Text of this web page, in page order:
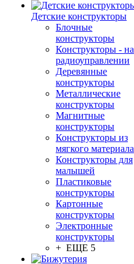
Детские конструкторы
Блочные
конструкторы
Конструкторы - на
радиоуправлении
Деревянные
конструкторы
Металлические
конструкторы
Магнитные
конструкторы
Конструкторы из
мягкого материала
Конструкторы для
малышей
Пластиковые
конструкторы
Картонные
конструкторы
Электронные
конструкторы
+ ЕЩЕ 5